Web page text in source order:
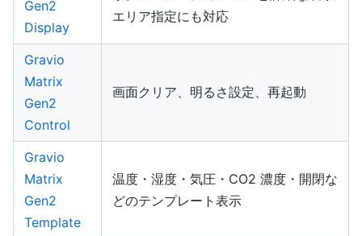
Gen2
Display
エリア指定にも対応
Gravio
Matrix
Gen2
Control
画面クリア、明るさ設定、再起動
Gravio
Matrix
Gen2
Template
温度・湿度・気圧・CO2 濃度・開閉な
どのテンプレート表示